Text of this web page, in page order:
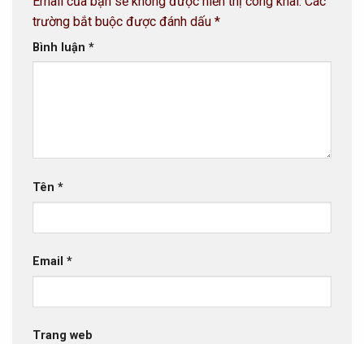
trường bắt buộc được đánh dấu *
Bình luận *
Tên *
Email *
Trang web